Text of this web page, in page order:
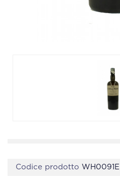
Codice prodotto WH0091E